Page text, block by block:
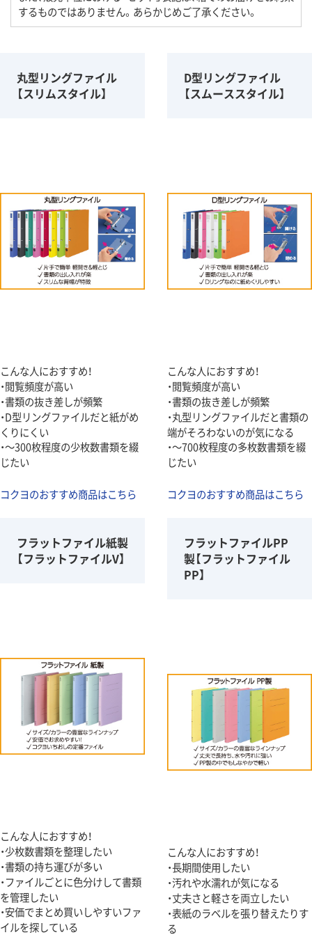
するものではありません。あらかじめご了承ください。
丸型リングファイル
【スリムスタイル】
こんな人におすすめ！
・閲覧頻度が高い
・書類の抜き差しが頻繁
・D型リングファイルだと紙がめ
くりにくい
・～300枚程度の少枚数書類を綴
じたい
コクヨのおすすめ商品はこちら
D型リングファイル
【スムーススタイル】
こんな人におすすめ！
・閲覧頻度が高い
・書類の抜き差しが頻繁
・丸型リングファイルだと書類の
端がそろわないのが気になる
・～700枚程度の多枚数書類を綴
じたい
コクヨのおすすめ商品はこちら
フラットファイル紙製
【フラットファイルV】
こんな人におすすめ！
・少枚数書類を整理したい
・書類の持ち運びが多い
・ファイルごとに色分けして書類
を管理したい
・安価でまとめ買いしやすいファ
イルを探している
フラットファイルPP
製【フラットファイル
PP】
こんな人におすすめ！
・長期間使用したい
・汚れや水濡れが気になる
・丈夫さと軽さを両立したい
・表紙のラベルを張り替えたりす
る